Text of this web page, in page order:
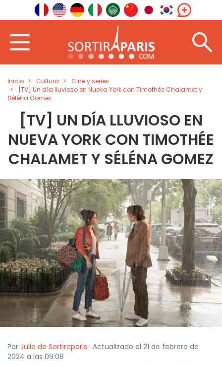
Inicio Cultura
Cine y series
[TV] Un día lluvioso en Nueva York con Timothée Chalamet y
Séléna Gomez
[TV] UN DÍA LLUVIOSO EN
NUEVA YORK CON TIMOTHÉE
CHALAMET Y SÉLÉNA GOMEZ
Por Julie de Sortiraparis · Actualizado el 21 de febrero de
2024 a las 09:08